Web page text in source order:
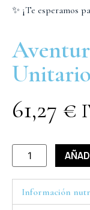
✨ ¡Te esperamos
Unitario
61,27 €
Información